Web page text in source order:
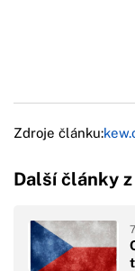
Zdroje článku:
Další články